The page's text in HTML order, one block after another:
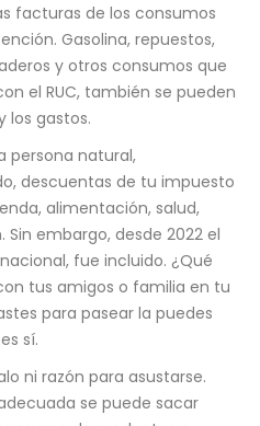
facturas de los consumos
Gasolina, repuestos,
y otros consumos que
el RUC, también se pueden
los gastos.
persona natural,
descuentas de tu impuesto
alimentación, salud,
embargo, desde 2022 el
fue incluido. ¿Qué
tus amigos o familia en tu
para pasear la puedes
sí.
ni razón para asustarse.
se puede sacar